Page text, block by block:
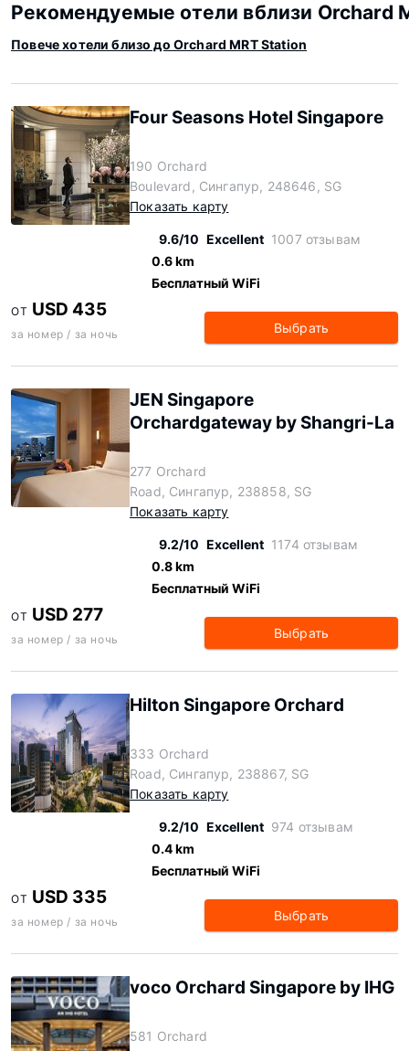
Рекомендуемые отели вблизи Orchard
Повече хотели близо до Orchard MRT Station
Four Seasons Hotel Singapore
190 Orchard
Boulevard, Сингапур, 248646, SG
Показать карту
9.6/10 Excellent 1007 отзывам
0.6 km
Бесплатный WiFi
ОТ USD 435
за номер / за ночь Выбрать
JEN Singapore
Orchardgateway by Shangri-La
277 Orchard
Road, Сингапур, 238858, SG
Показать карту
9.2/10 Excellent 1174 отзывам
0.8 km
Бесплатный WiFi
ОТ USD 277
за номер / за ночь Выбрать
Hilton Singapore Orchard
333 Orchard
Road, Сингапур, 238867, SG
Показать карту
9.2/10 Excellent 974 отзывам
0.4 km
Бесплатный WiFi
ОТ USD 335
за номер / за ночь Выбрать
voco Orchard Singapore by IHG
581 Orchard